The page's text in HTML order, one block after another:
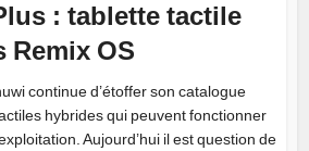
: tablette tactile
Remix OS
continue d’étoffer son catalogue
hybrides qui peuvent fonctionner
Aujourd’hui il est question de